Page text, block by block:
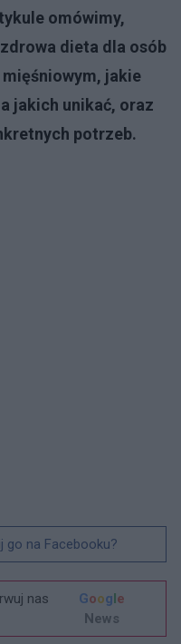
omówimy,
dieta dla osób
jakie
jakich unikać, oraz
potrzeb.
go na Facebooku?
nas
Google
News